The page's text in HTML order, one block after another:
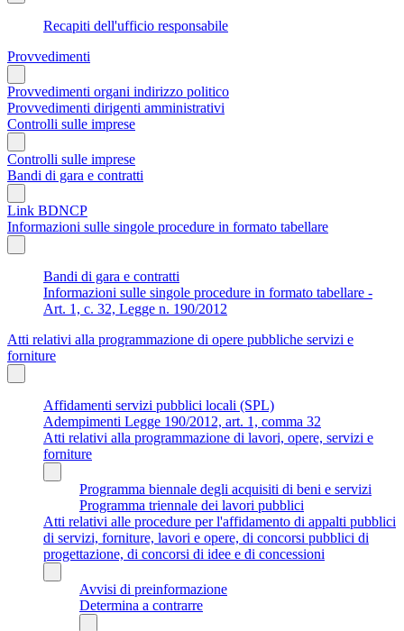
Recapiti dell'ufficio responsabile
Provvedimenti
Provvedimenti organi indirizzo politico
Provvedimenti dirigenti amministrativi
Controlli sulle imprese
Controlli sulle imprese
Bandi di gara e contratti
Link BDNCP
Informazioni sulle singole procedure in formato tabellare
Bandi di gara e contratti
Informazioni sulle singole procedure in formato tabellare -
Art. 1, c. 32, Legge n. 190/2012
Atti relativi alla programmazione di opere pubbliche servizi e
forniture
Affidamenti servizi pubblici locali (SPL)
Adempimenti Legge 190/2012, art. 1, comma 32
Atti relativi alla programmazione di lavori, opere, servizi e
forniture
Programma biennale degli acquisiti di beni e servizi
Programma triennale dei lavori pubblici
Atti relativi alle procedure per l'affidamento di appalti pubblici
di servizi, forniture, lavori e opere, di concorsi pubblici di
progettazione, di concorsi di idee e di concessioni
Avvisi di preinformazione
Determina a contrarre